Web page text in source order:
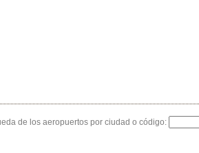
de los aeropuertos por ciudad o código: